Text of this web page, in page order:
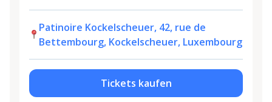
Patinoire Kockelscheuer, 42, rue de
Bettembourg, Kockelscheuer, Luxembourg
Tickets kaufen